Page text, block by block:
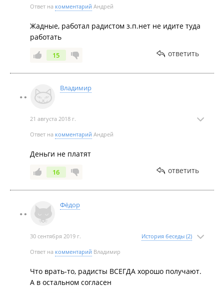
Ответ на комментарий Андрей
Жадные, работал радистом з.п.нет не идите туда
работать
15 ответить
Владимир
21 августа 2018 г.
Ответ на комментарий Андрей
Деньги не платят
16 ответить
Фёдор
30 сентября 2019 г. История беседы (2)
Ответ на комментарий Владимир
Что врать-то, радисты ВСЕГДА хорошо получают.
А в остальном согласен